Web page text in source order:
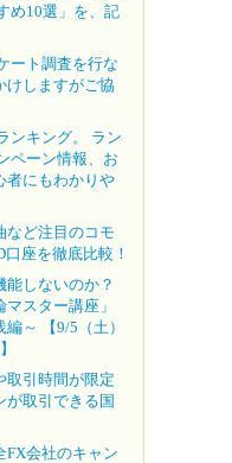
め10選」を、記
ート調査を行な
けしますがご協
ンキング。 ラン
ペーン情報、お
者にもわかりや
など注目のコモ
座を徹底比較！
しないのか？
スター講座」
～ 【9/5（土）
取引時間が限定
が取引できる国
FX会社のキャン